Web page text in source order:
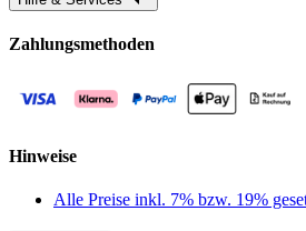
Zahlungsmethoden
Hinweise
Alle Preise inkl. 7% bzw. 19%